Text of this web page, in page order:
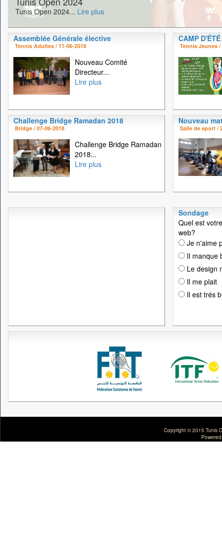
Tunis Open 2024... Lire plus
Assemblée Générale élective
Tennis Adultes / 11-06-2018
Nouveau Comité
Directeur...
Lire plus
CAMP
Tennis Jeunes /
Challenge Bridge Ramadan 2018
Bridge / 07-06-2018
Challenge Bridge Ramadan
2018...
Lire plus
Nouveau
Salle de sport /
Sondage
Quel est
web?
Je n'aime
Il manque
Le design
Il me plait
Il est trés
Copyright © 2015 Tunis